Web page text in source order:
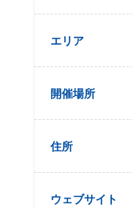
エリア
開催場所
住所
ウェブサイト